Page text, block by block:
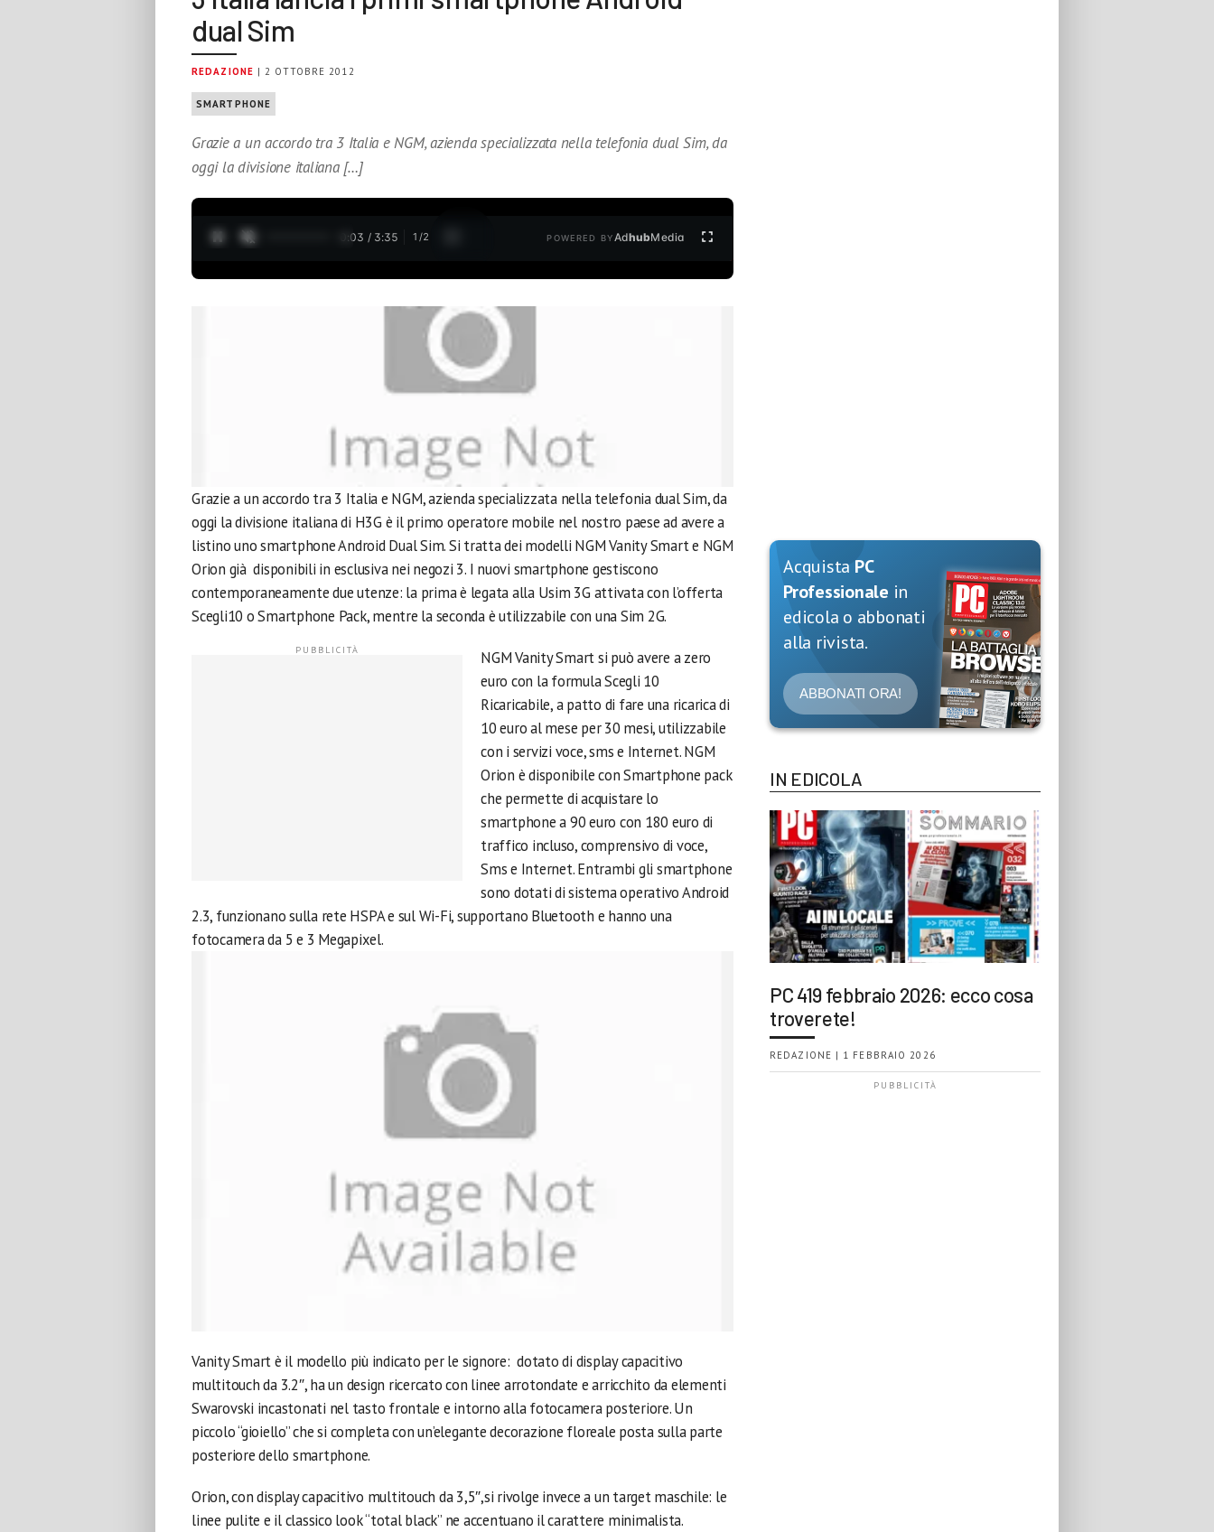
dual Sim
REDAZIONE | 2 OTTOBRE 2012
SMARTPHONE
Grazie a un accordo tra 3 Italia e NGM, azienda specializzata nella telefonia dual Sim, da
oggi la divisione italiana […]
0:04 / 3:35 1 /2 POWERED BYAdhubMedia
Grazie a un accordo tra 3 Italia e NGM, azienda specializzata nella telefonia dual Sim, da
oggi la divisione italiana di H3G è il primo operatore mobile nel nostro paese ad avere a
listino uno smartphone Android Dual Sim. Si tratta dei modelli NGM Vanity Smart e NGM
Orion già disponibili in esclusiva nei negozi 3. I nuovi smartphone gestiscono
contemporaneamente due utenze: la prima è legata alla Usim 3G attivata con l’offerta
Scegli10 o Smartphone Pack, mentre la seconda è utilizzabile con una Sim 2G.
NGM Vanity Smart si può avere a zero
euro con la formula Scegli 10
Ricaricabile, a patto di fare una ricarica di
10 euro al mese per 30 mesi, utilizzabile
con i servizi voce, sms e Internet. NGM
Orion è disponibile con Smartphone pack
che permette di acquistare lo
smartphone a 90 euro con 180 euro di
traffico incluso, comprensivo di voce,
Sms e Internet. Entrambi gli smartphone
sono dotati di sistema operativo Android
2.3, funzionano sulla rete HSPA e sul Wi-Fi, supportano Bluetooth e hanno una
fotocamera da 5 e 3 Megapixel.
Vanity Smart è il modello più indicato per le signore: dotato di display capacitivo
multitouch da 3.2″, ha un design ricercato con linee arrotondate e arricchito da elementi
Swarovski incastonati nel tasto frontale e intorno alla fotocamera posteriore. Un
piccolo “gioiello” che si completa con un’elegante decorazione floreale posta sulla parte
posteriore dello smartphone.
Orion, con display capacitivo multitouch da 3,5″,si rivolge invece a un target maschile: le
linee pulite e il classico look “total black” ne accentuano il carattere minimalista.
Acquista PC
Professionale in
edicola o abbonati
alla rivista.
ABBONATI ORA!
IN EDICOLA
PC 419 febbraio 2026: ecco cosa
troverete!
REDAZIONE | 1 FEBBRAIO 2026